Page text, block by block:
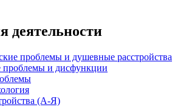
деятельности
проблемы и душевные расстройства
проблемы и дисфункции
(А-Я)